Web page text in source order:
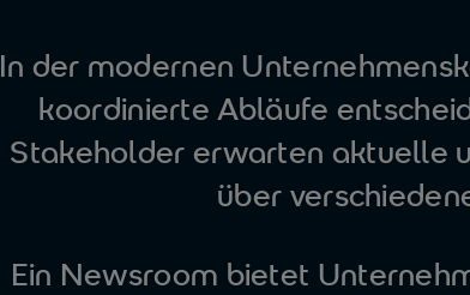
In der modernen
koordinierte Abläufe
Stakeholder erwarten aktuelle
über
Ein Newsroom bietet